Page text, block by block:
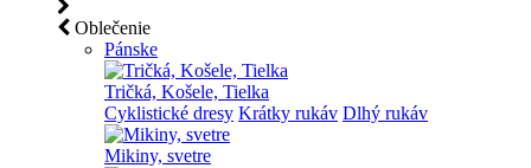
Oblečenie
Pánske
Tričká, Košele, Tielka
Cyklistické dresy Krátky rukáv Dlhý rukáv
Mikiny, svetre